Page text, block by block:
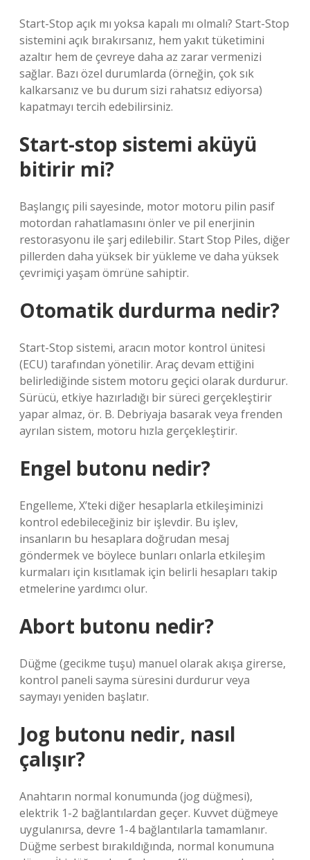
Start-Stop açık mı yoksa kapalı mı olmalı? Start-Stop
sistemini açık bırakırsanız, hem yakıt tüketimini
azaltır hem de çevreye daha az zarar vermenizi
sağlar. Bazı özel durumlarda (örneğin, çok sık
kalkarsanız ve bu durum sizi rahatsız ediyorsa)
kapatmayı tercih edebilirsiniz.
Start-stop sistemi aküyü
bitirir mi?
Başlangıç ​​pili sayesinde, motor motoru pilin pasif
motordan rahatlamasını önler ve pil enerjinin
restorasyonu ile şarj edilebilir. Start Stop Piles, diğer
pillerden daha yüksek bir yükleme ve daha yüksek
çevrimiçi yaşam ömrüne sahiptir.
Otomatik durdurma nedir?
Start-Stop sistemi, aracın motor kontrol ünitesi
(ECU) tarafından yönetilir. Araç devam ettiğini
belirlediğinde sistem motoru geçici olarak durdurur.
Sürücü, etkiye hazırladığı bir süreci gerçekleştirir
yapar almaz, ör. B. Debriyaja basarak veya frenden
ayrılan sistem, motoru hızla gerçekleştirir.
Engel butonu nedir?
Engelleme, X’teki diğer hesaplarla etkileşiminizi
kontrol edebileceğiniz bir işlevdir. Bu işlev,
insanların bu hesaplara doğrudan mesaj
göndermek ve böylece bunları onlarla etkileşim
kurmaları için kısıtlamak için belirli hesapları takip
etmelerine yardımcı olur.
Abort butonu nedir?
Düğme (gecikme tuşu) manuel olarak akışa girerse,
kontrol paneli sayma süresini durdurur veya
saymayı yeniden başlatır.
Jog butonu nedir, nasıl
çalışır?
Anahtarın normal konumunda (jog düğmesi),
elektrik 1-2 bağlantılardan geçer. Kuvvet düğmeye
uygulanırsa, devre 1-4 bağlantılarla tamamlanır.
Düğme serbest bırakıldığında, normal konumuna